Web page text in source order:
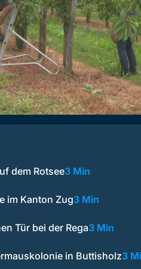
dem Rotsee3 Min
im Kanton Zug3 Min
Tür bei der Rega3 Min
in Buttisholz3